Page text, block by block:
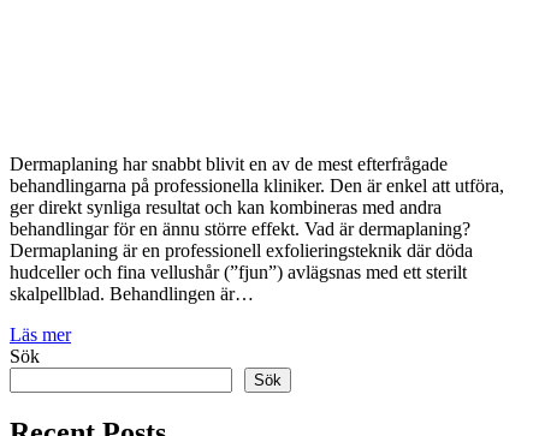
Dermaplaning har snabbt blivit en av de mest efterfrågade
behandlingarna på professionella kliniker. Den är enkel att utföra,
ger direkt synliga resultat och kan kombineras med andra
behandlingar för en ännu större effekt. Vad är dermaplaning?
Dermaplaning är en professionell exfolieringsteknik där döda
hudceller och fina vellushår (”fjun”) avlägsnas med ett sterilt
skalpellblad. Behandlingen är…
Läs mer
Sök
Sök